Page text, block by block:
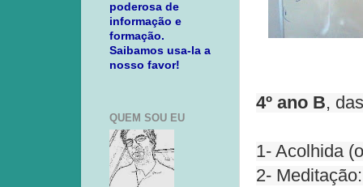
4º ano B,
1- Acolhida
2-
poderosa de
informação e
formação.
Saibamos usa-la a
nosso favor!
QUEM SOU EU